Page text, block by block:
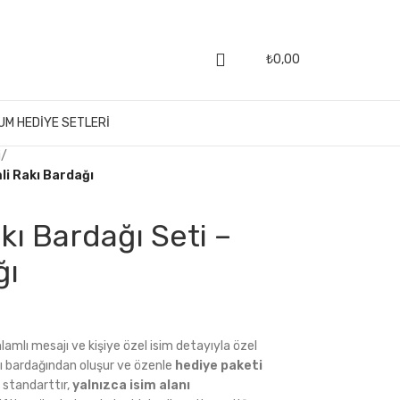
₺0,00
HEDIYE SETLERI
/
Rakı Bardağı
Bardağı Seti –
mesajı ve kişiye özel isim detayıyla özel
oluşur ve özenle hediye paketi
standarttır,yalnızca isim alanı